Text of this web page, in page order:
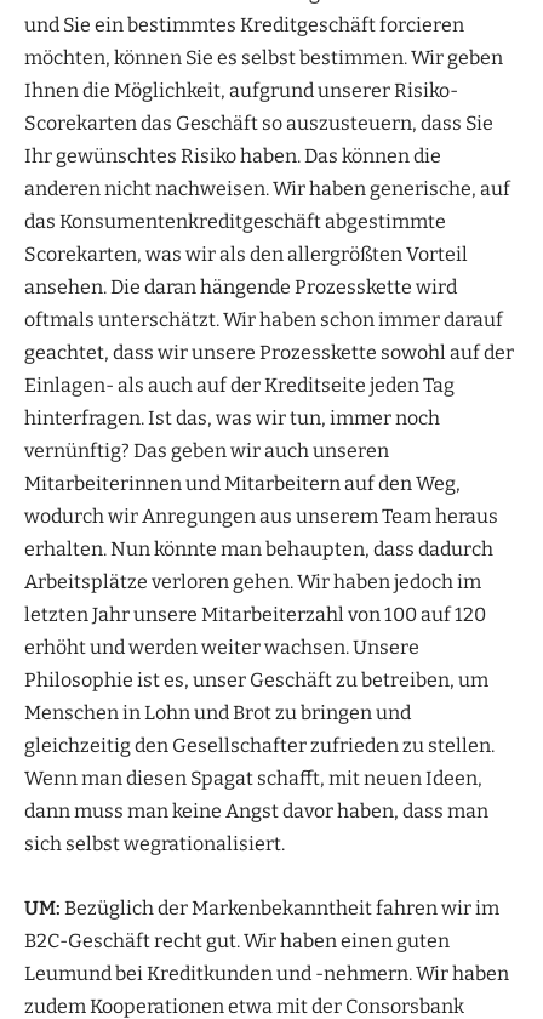
und Sie ein bestimmtes Kreditgeschäft forcieren
möchten, können Sie es selbst bestimmen. Wir geben
Ihnen die Möglichkeit, aufgrund unserer Risiko-
Scorekarten das Geschäft so auszusteuern, dass Sie
Ihr gewünschtes Risiko haben. Das können die
anderen nicht nachweisen. Wir haben generische, auf
das Konsumentenkreditgeschäft abgestimmte
Scorekarten, was wir als den allergrößten Vorteil
ansehen. Die daran hängende Prozesskette wird
oftmals unterschätzt. Wir haben schon immer darauf
geachtet, dass wir unsere Prozesskette sowohl auf der
Einlagen- als auch auf der Kreditseite jeden Tag
hinterfragen. Ist das, was wir tun, immer noch
vernünftig? Das geben wir auch unseren
Mitarbeiterinnen und Mitarbeitern auf den Weg,
wodurch wir Anregungen aus unserem Team heraus
erhalten. Nun könnte man behaupten, dass dadurch
Arbeitsplätze verloren gehen. Wir haben jedoch im
letzten Jahr unsere Mitarbeiterzahl von 100 auf 120
erhöht und werden weiter wachsen. Unsere
Philosophie ist es, unser Geschäft zu betreiben, um
Menschen in Lohn und Brot zu bringen und
gleichzeitig den Gesellschafter zufrieden zu stellen.
Wenn man diesen Spagat schafft, mit neuen Ideen,
dann muss man keine Angst davor haben, dass man
sich selbst wegrationalisiert.
UM: Bezüglich der Markenbekanntheit fahren wir im
B2C-Geschäft recht gut. Wir haben einen guten
Leumund bei Kreditkunden und -nehmern. Wir haben
zudem Kooperationen etwa mit der Consorsbank